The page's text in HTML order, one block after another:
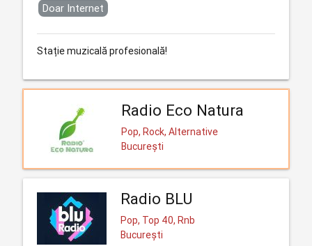
Doar Internet
Stație muzicală profesională!
Radio Eco Natura
Pop, Rock, Alternative
București
Radio BLU
Pop, Top 40, Rnb
București